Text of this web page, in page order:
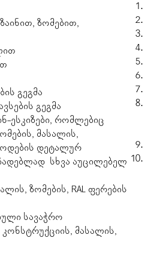
ზომებით,
გეგმა
გეგმა
ესკიზები, რომლებიც
მასალის,
დეტალურ
სხვა აუცილებელ
ზომების, RAL ფერების
სავაჭრო
მასალის,